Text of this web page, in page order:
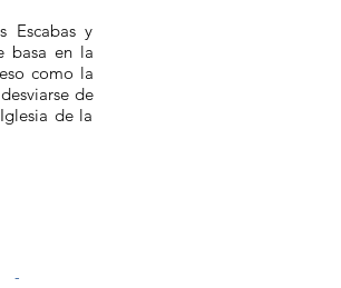
Escabas y
basa en la
como la
de
de la
-